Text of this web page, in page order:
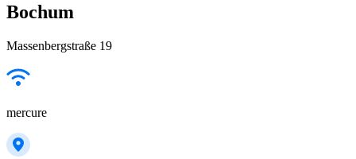
Bochum
Massenbergstraße 19
mercure